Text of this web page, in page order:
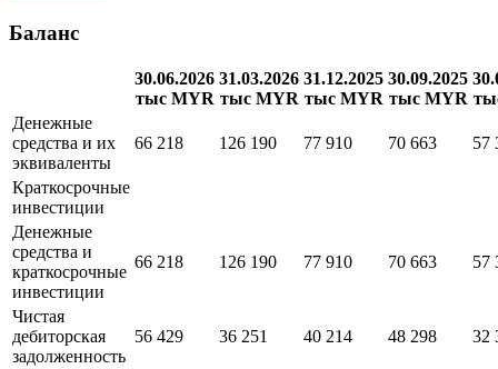
Баланс
30.06.2026
тыс MYR
31.03.2026
тыс MYR
31.12.2025
тыс MYR
30.09.2025
тыс MYR
Денежные
средства и их
эквиваленты
66 218 126 190 77 910 70 663 57
Краткосрочные
инвестиции
Денежные
средства и
краткосрочные
инвестиции
66 218 126 190 77 910 70 663 57
Чистая
дебиторская
задолженность
56 429 36 251 40 214 48 298 32